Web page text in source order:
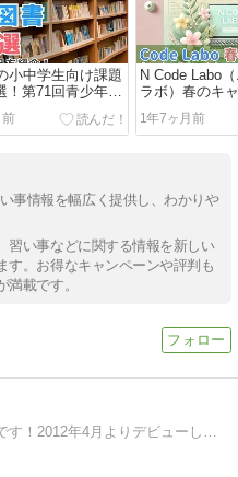
小中学生向け課題
！第71回青少年読
全国コンクール課
いて
前
N Code Labo
ラボ）春のキ
入会金＆初月
44,000円お得
1年7ヶ月前
事情報を幅広く提供し、わかりや
習い事などに関する情報を新しい
す。お得なキャンペーンや評判も
載です。